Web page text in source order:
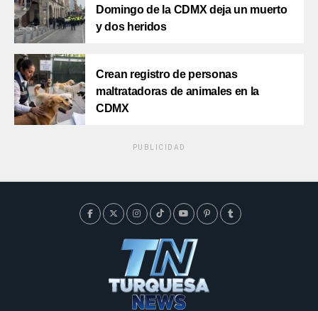
Domingo de la CDMX deja un muerto
y dos heridos
Crean registro de personas
maltratadoras de animales en la
CDMX
PUBLICIDAD